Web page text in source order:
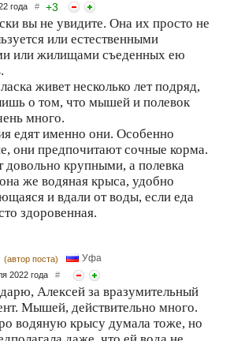
года # +3
вы не увидите. Она их просто не
или естественными
или жилищами съеденных ею
живет несколько лет подряд,
о том, что мышей и полевок
много.
едят именно они. Особенно
они предпочитают сочные корма.
крупными, а полевка
же водяная крыса, удобно
и вдали от воды, если еда
здоровенная.
(автор поста) Уфа
2022 года #
Алексей за вразумительный
Мышей, действительно много.
водяную крысу думала тоже, но